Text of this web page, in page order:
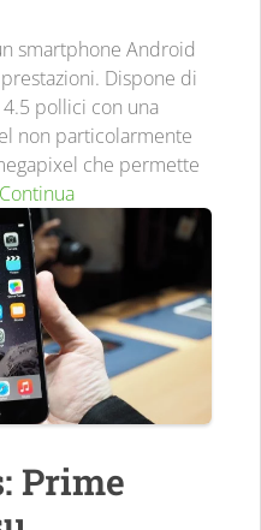
smartphone Android
Dispone di
pollici con una
non particolarmente
che permette
Continua
Prime